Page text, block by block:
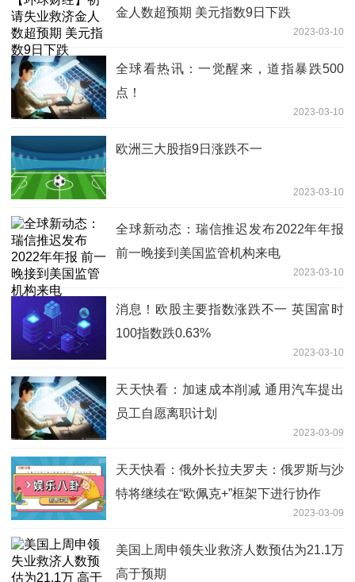
金人数超预期 美元指数9日下跌
2023-03-10
全球看热讯：一觉醒来，道指暴跌500
点！
2023-03-10
欧洲三大股指9日涨跌不一
2023-03-10
全球新动态：瑞信推迟发布2022年年报
前一晚接到美国监管机构来电
2023-03-10
消息！欧股主要指数涨跌不一 英国富时
100指数跌0.63%
2023-03-10
天天快看：加速成本削减 通用汽车提出
员工自愿离职计划
2023-03-09
天天快看：俄外长拉夫罗夫：俄罗斯与沙
特将继续在“欧佩克+”框架下进行协作
2023-03-09
美国上周申领失业救济人数预估为21.1万
高于预期